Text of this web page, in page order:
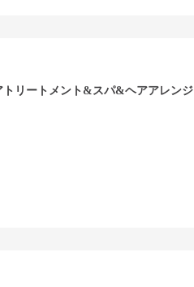
トリートメント&スパ&ヘアアレンジ